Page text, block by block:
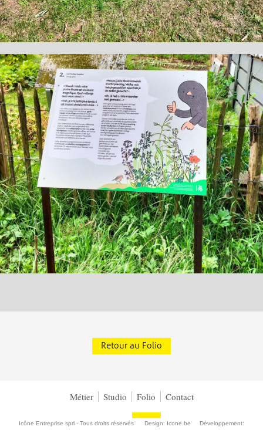
Retour au Folio
Métier Studio Folio Contact
Icône Entreprise sprl - Tous droits réservés Design: Icone.be Développement: